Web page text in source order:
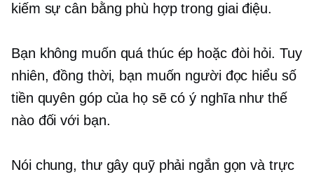
kiếm sự cân bằng phù hợp trong giai điệu.
Bạn không muốn quá thúc ép hoặc đòi hỏi. Tuy
nhiên, đồng thời, bạn muốn người đọc hiểu số
tiền quyên góp của họ sẽ có ý nghĩa như thế
nào đối với bạn.
Nói chung, thư gây quỹ phải ngắn gọn và trực